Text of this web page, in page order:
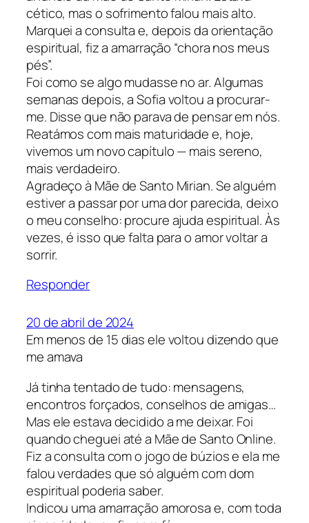
cético, mas o sofrimento falou mais alto.
Marquei a consulta e, depois da orientação
espiritual, fiz a amarração “chora nos meus
pés”.
Foi como se algo mudasse no ar. Algumas
semanas depois, a Sofia voltou a procurar-
me. Disse que não parava de pensar em nós.
Reatámos com mais maturidade e, hoje,
vivemos um novo capítulo — mais sereno,
mais verdadeiro.
Agradeço à Mãe de Santo Mirian. Se alguém
estiver a passar por uma dor parecida, deixo
o meu conselho: procure ajuda espiritual. Às
vezes, é isso que falta para o amor voltar a
sorrir.
Responder
20 de abril de 2024
Em menos de 15 dias ele voltou dizendo que
me amava
Já tinha tentado de tudo: mensagens,
encontros forçados, conselhos de amigas…
Mas ele estava decidido a me deixar. Foi
quando cheguei até a Mãe de Santo Online.
Fiz a consulta com o jogo de búzios e ela me
falou verdades que só alguém com dom
espiritual poderia saber.
Indicou uma amarração amorosa e, com toda